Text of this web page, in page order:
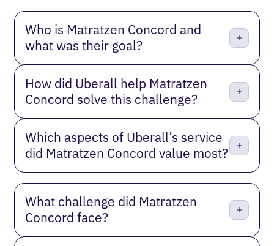
Who is Matratzen Concord and
what was their goal?
How did Uberall help Matratzen
Concord solve this challenge?
Which aspects of Uberall’s service
did Matratzen Concord value most?
What challenge did Matratzen
Concord face?